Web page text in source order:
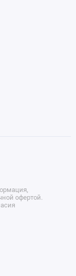
Септик Итал
модели
офертой.